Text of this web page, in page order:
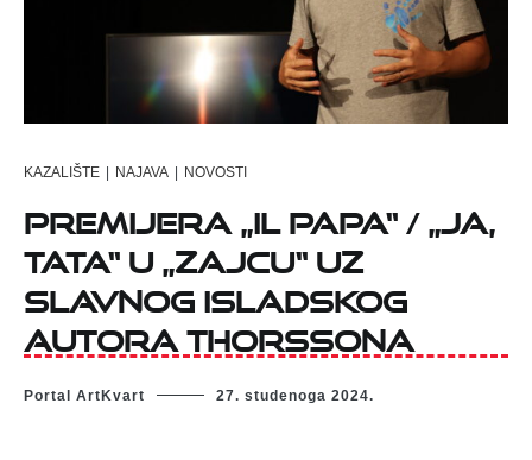
KAZALIŠTE | NAJAVA | NOVOSTI
Premijera „Il Papa“ / „Ja,
tata“ u „Zajcu“ uz
slavnog isladskog
autora Thorssona
Portal ArtKvart 27. studenoga 2024.